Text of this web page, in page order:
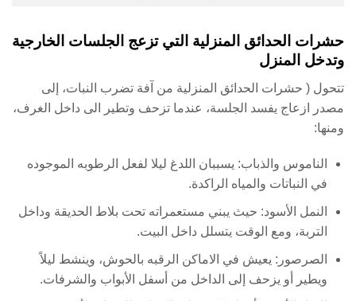
حشرات الحدائق المنزلية التي تزعج الجلسات الخارجية
وتدخل المنزل
تتحول ( حشرات الحدائق المنزلية من آفة تضرب النبات، إلى
مصدر ازعاج يفسد الجلسة، عندما تزحف وتطير الى داخل الغرف،
ومنها:
الناموس والذباب: يسببان اللدغ ليلا لفعل الرطوبه الموجوده
في النباتات والمياه الراكدة.
النمل الأسود: حيث يبني مستعمراته تحت بلاط الحديقة وداخل
التربة، ومع الوقت يتسلل داخل البيت.
الصرصور: يعيش في الاماكن الرقبه بالحوش، وينشط ليلاً
ويطير أو يزحف إلى الداخل من أسفل الأبواب والشرفات.